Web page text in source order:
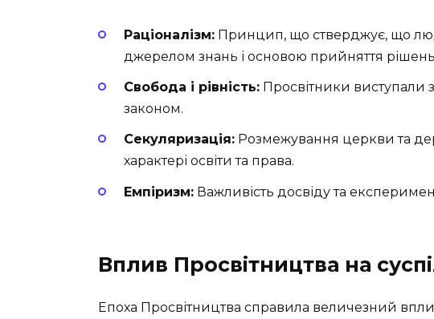
Раціоналізм: Принцип, що стверджує, що
джерелом знань і основою прийняття
Свобода і рівність: Просвітники виступали
законом.
Секуляризація: Розмежування церкви та
характері освіти та права.
Емпіризм: Важливість досвіду та
Вплив Просвітництва на
Епоха Просвітництва справила величезний вплив